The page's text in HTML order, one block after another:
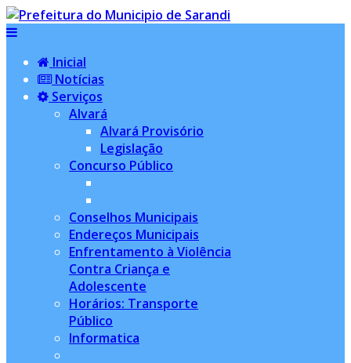
Inicial
Notícias
Serviços
Alvará
Alvará Provisório
Legislação
Concurso Público
Conselhos Municipais
Endereços Municipais
Enfrentamento à Violência
Contra Criança e
Adolescente
Horários: Transporte
Público
Informatica